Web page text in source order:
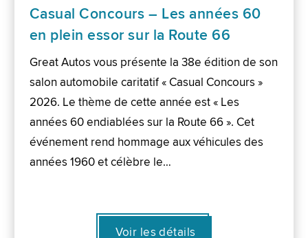
Casual Concours – Les années 60
en plein essor sur la Route 66
Great Autos vous présente la 38e édition de son
salon automobile caritatif « Casual Concours »
2026. Le thème de cette année est « Les
années 60 endiablées sur la Route 66 ». Cet
événement rend hommage aux véhicules des
années 1960 et célèbre le…
Voir les détails